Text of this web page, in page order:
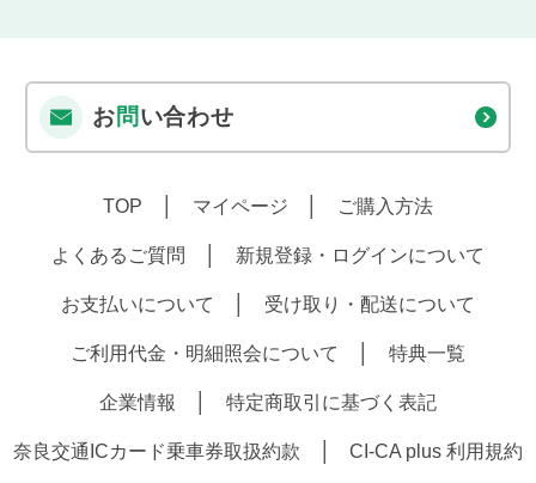
お問い合わせ
TOP マイページ ご購入方法
よくあるご質問 新規登録・ログインについて
お支払いについて 受け取り・配送について
ご利用代金・明細照会について 特典一覧
企業情報 特定商取引に基づく表記
奈良交通ICカード乗車券取扱約款 CI-CA plus 利用規約